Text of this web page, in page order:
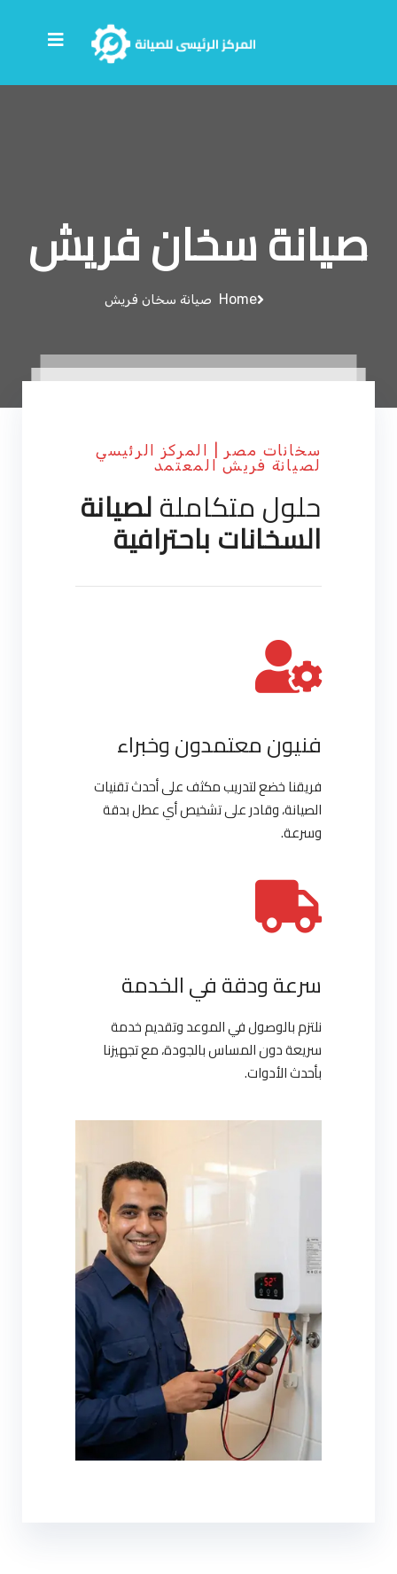
صيانة سخان فريش
Home صيانة سخان فريش
سخانات مصر | المركز الرئيسي
لصيانة فريش المعتمد
حلول متكاملةلصيانة
السخانات باحترافية
فنيون معتمدون وخبراء
فريقنا خضع لتدريب مكثف على أحدث تقنيات
الصيانة، وقادر على تشخيص أي عطل بدقة
وسرعة.
سرعة ودقة في الخدمة
نلتزم بالوصول في الموعد وتقديم خدمة
سريعة دون المساس بالجودة، مع تجهيزنا
بأحدث الأدوات.